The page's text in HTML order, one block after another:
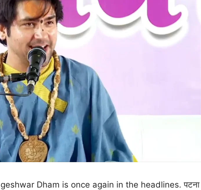
Dham is once again in the headlines. पटना